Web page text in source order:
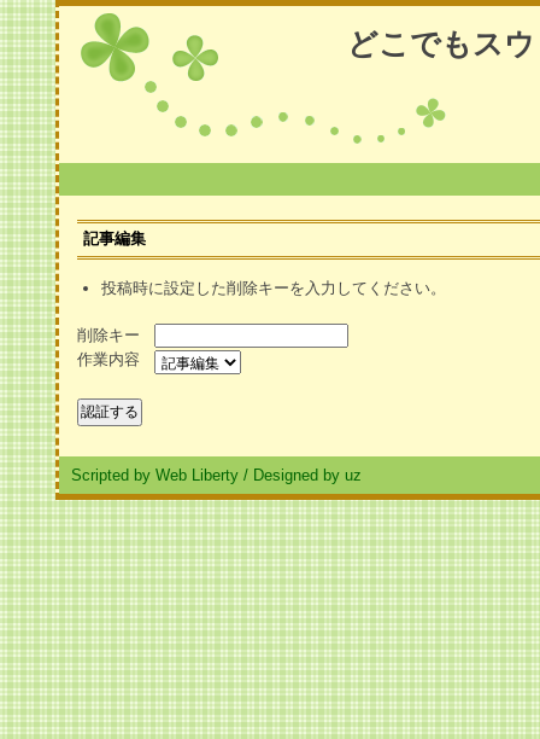
どこでもス
記事編集
投稿時に設定した削除キーを入力してください。
削除キー
作業内容
Scripted by Web Liberty / Designed by uz